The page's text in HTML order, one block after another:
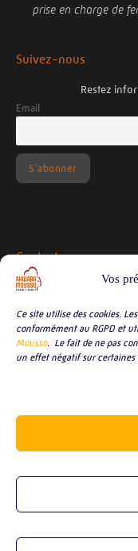
Vos
Ce site utilise des cookies.
conformément au RGPD et
Mousso. Le fait de ne pas
un effet négatif sur
prise en charge de
Suivez-nous
Restez
Email
Contacts
Site
L’association